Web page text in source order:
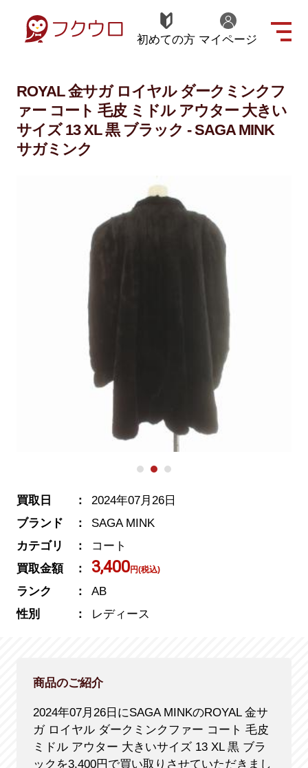
初めての方 マイページ
ROYAL 金サガ ロイヤル ダークミンクフ
ァー コート 毛皮 ミドル アウター 大きい
サイズ 13 XL 黒 ブラック - SAGA MINK
サガミンク
買取日
2024年07月26日
ブランド
SAGA MINK
カテゴリ
コート
買取金額
3,400円(税込)
ランク
AB
性別
レディース
商品のご紹介
2024年07月26日にSAGA MINKのROYAL 金サ
ガ ロイヤル ダークミンクファー コート 毛皮
ミドル アウター 大きいサイズ 13 XL 黒 ブラ
ックを3,400円で買い取りさせていただきまし